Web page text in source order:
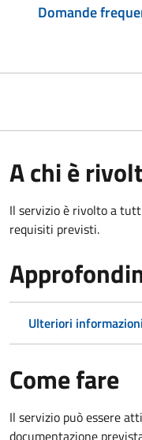
Domande
A chi è
Il servizio è rivolto a
requisiti previsti.
Ulteriori informazioni
Come fare
Il servizio può essere
documentazione